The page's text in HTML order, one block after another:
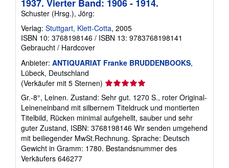
1937. Vierter Band: 1906 - 1914.
Schuster (Hrsg.), Jörg:
Verlag: Stuttgart, Klett-Cotta, 2005
ISBN 10: 3768198146 / ISBN 13: 9783768198141
Gebraucht / Hardcover
Anbieter: ANTIQUARIAT Franke BRUDDENBOOKS,
Lübeck, Deutschland
(Verkäufer mit 5 Sternen) Verkäuferbewertung
5
von
5
Sternen
Gr.-8°, Leinen. Zustand: Sehr gut. 1270 S., roter Original-
Leineneinband mit silbernem Titeldruck und montierten
Titelbild, Rücken minimal aufgehellt, sauber und sehr
guter Zustand, ISBN: 3768198146 Wir senden umgehend
mit beiliegender MwSt.Rechnung. Sprache: Deutsch
Gewicht in Gramm: 1780. Bestandsnummer des
Verkäufers 646277